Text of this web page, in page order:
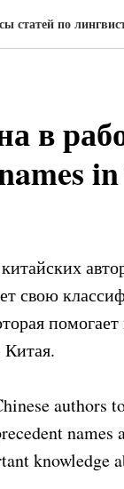
статей по
в
свою
помогает
Китая.
authors
names
knowledge